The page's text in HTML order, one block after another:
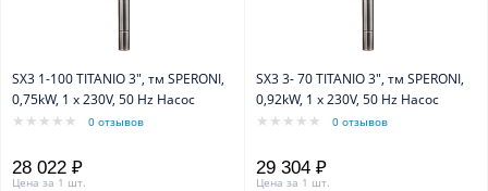
SX3 1-100 TITANIO 3", тм SPERONI,
0,75kW, 1 х 230V, 50 Hz Насос
0 отзывов
28 022 ₽
Цена за 1 шт.
SX3 3- 70 TITANIO 3", тм SPERONI,
0,92kW, 1 х 230V, 50 Hz Насос
0 отзывов
29 304 ₽
Цена за 1 шт.